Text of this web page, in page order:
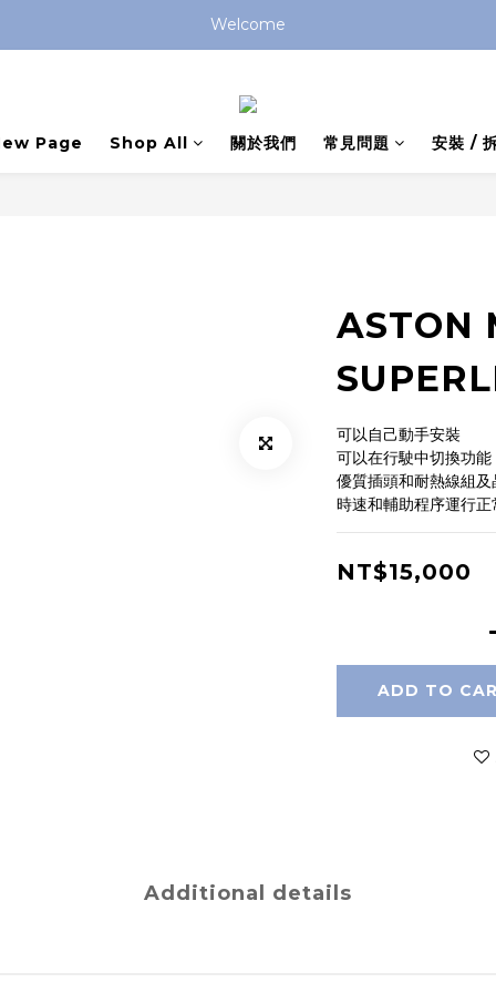
Welcome
Page Shop All 關於我們 常見問題 安裝 /
ASTON
可以自己動手安裝
可以在行駛中切換功能
優質插頭和耐熱線組及
時速和輔助程序運行正
NT$15,000
ADD TO
Additional details